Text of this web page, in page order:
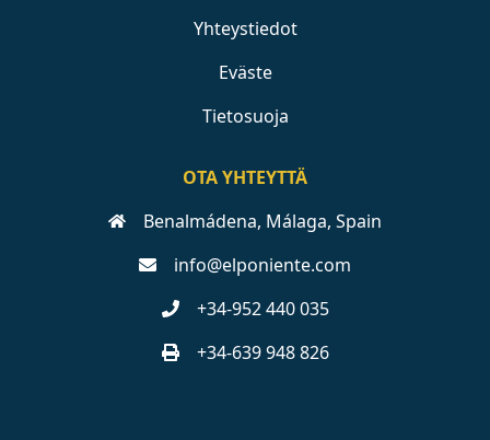
Yhteystiedot
Eväste
Tietosuoja
OTA YHTEYTTÄ
Benalmádena, Málaga, Spain
info@elponiente.com
+34-952 440 035
+34-639 948 826